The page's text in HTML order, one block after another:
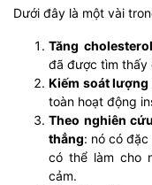
Dưới đây là một vài
Tăng
đã được tìm thấy
Kiếm soát
toàn hoạt động
Theo nghiên
thẳng: nó có
có thể làm cho
cảm.